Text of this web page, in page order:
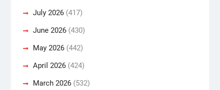
July 2026(417)
June 2026(430)
May 2026(442)
April 2026(424)
March 2026(532)